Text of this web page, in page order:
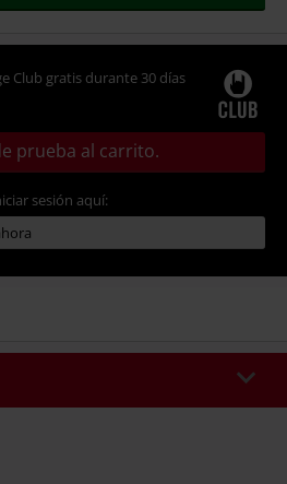
Club gratis durante 30 días
prueba al carrito.
sesión aquí: